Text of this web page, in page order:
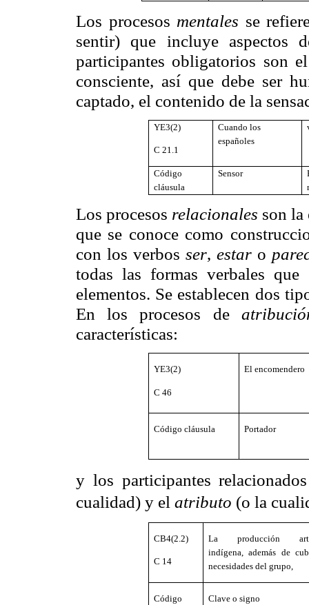
Los procesos mentales se
sentir) que incluye aspectos
participantes obligatorios son
consciente, así que debe ser
captado, el contenido de la
YE3(2)
C21.1
Cuando los
españoles
Código
cláusula
Sensor
Los procesos relacionales son la
que se conoce como
con los verbosser,estar o
todas las formas verbales
elementos. Se establecen dos
En los procesos de
características:
YE3(2)
C 46
El encomendero
Código cláusula Portador
y los participantes
cualidad) y el atributo (o la
CB4(2.2)
C 14
La producción
indígena, además de
necesidades del grupo,
Código Clave o signo